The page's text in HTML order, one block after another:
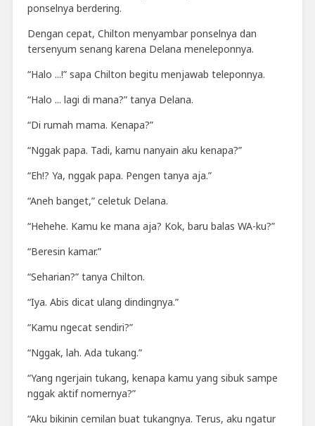
ponselnya berdering.
Dengan cepat, Chilton menyambar ponselnya dan
tersenyum senang karena Delana meneleponnya.
“Halo ...!” sapa Chilton begitu menjawab teleponnya.
“Halo ... lagi di mana?” tanya Delana.
“Di rumah mama. Kenapa?”
“Nggak papa. Tadi, kamu nanyain aku kenapa?”
“Eh!? Ya, nggak papa. Pengen tanya aja.”
“Aneh banget,” celetuk Delana.
“Hehehe. Kamu ke mana aja? Kok, baru balas WA-ku?”
“Beresin kamar.”
“Seharian?” tanya Chilton.
“Iya. Abis dicat ulang dindingnya.”
“Kamu ngecat sendiri?”
“Nggak, lah. Ada tukang.”
“Yang ngerjain tukang, kenapa kamu yang sibuk sampe
nggak aktif nomernya?”
“Aku bikinin cemilan buat tukangnya. Terus, aku ngatur